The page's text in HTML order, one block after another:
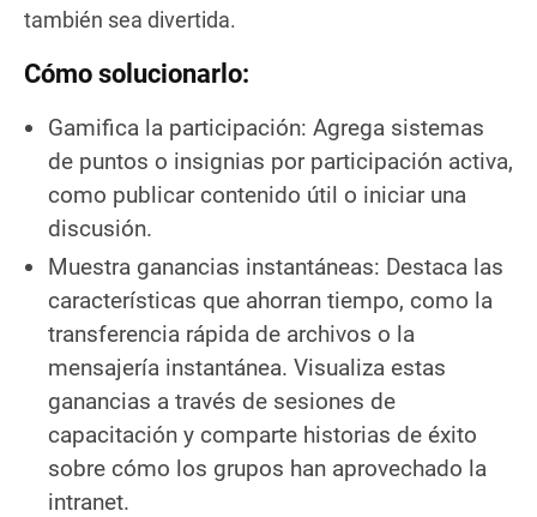
también sea divertida.
Cómo solucionarlo:
Gamifica la participación: Agrega sistemas
de puntos o insignias por participación activa,
como publicar contenido útil o iniciar una
discusión.
Muestra ganancias instantáneas: Destaca las
características que ahorran tiempo, como la
transferencia rápida de archivos o la
mensajería instantánea. Visualiza estas
ganancias a través de sesiones de
capacitación y comparte historias de éxito
sobre cómo los grupos han aprovechado la
intranet.